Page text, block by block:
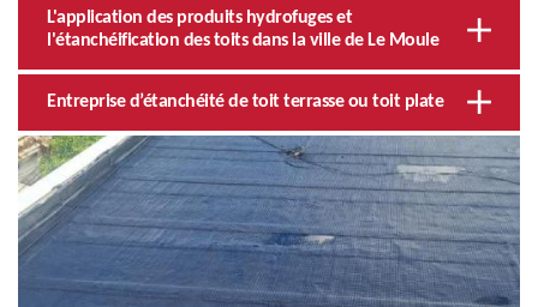
L'application des produits hydrofuges et
l'étanchéification des toits dans la ville de Le Moule
Entreprise d’étanchéité de toit terrasse ou toit plate